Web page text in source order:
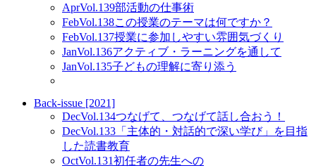
AprVol.139部活動の仕事術
FebVol.138この授業のテーマは何ですか？
FebVol.137授業に参加しやすい雰囲気づくり
JanVol.136アクティブ・ラーニングを通して
JanVol.135子どもの理解に寄り添う
Back-issue [2021]
DecVol.134つなげて、つなげて話し合おう！
DecVol.133 「主体的・対話的で深い学び」を目指
した読書教育
OctVol.131初任者の先生への